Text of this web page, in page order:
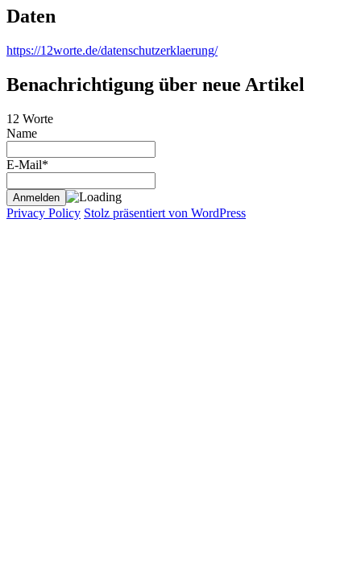
Daten
https://12worte.de/datenschutzerklaerung/
Benachrichtigung über neue Artikel
12 Worte
Name
E-Mail*
Privacy Policy Stolz präsentiert von WordPress